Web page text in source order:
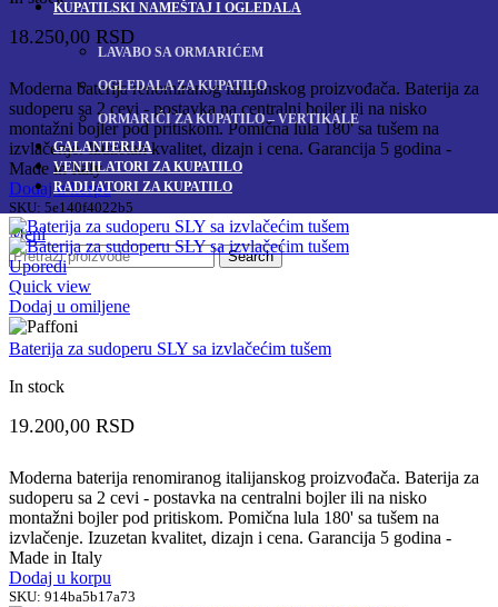
KUPATILSKI NAMEŠTAJ I OGLEDALA
LAVABO SA ORMARIĆEM
OGLEDALA ZA KUPATILO
ORMARIĆI ZA KUPATILO – VERTIKALE
GALANTERIJA
VENTILATORI ZA KUPATILO
RADIJATORI ZA KUPATILO
Meni
Search
18.250,00 RSD
Moderna baterija renomiranog italijanskog proizvođača. Baterija za
sudoperu sa 2 cevi - postavka na centralni bojler ili na nisko
montažni bojler pod pritiskom. Pomična lula 180' sa tušem na
izvlačenje. Izuzetan kvalitet, dizajn i cena. Garancija 5 godina -
Made in Italy
Dodaj u korpu
SKU: 5e140f4022b5
Uporedi
Quick view
Dodaj u omiljene
Baterija za sudoperu SLY sa izvlačećim tušem
In stock
19.200,00 RSD
Moderna baterija renomiranog italijanskog proizvođača. Baterija za
sudoperu sa 2 cevi - postavka na centralni bojler ili na nisko
montažni bojler pod pritiskom. Pomična lula 180' sa tušem na
izvlačenje. Izuzetan kvalitet, dizajn i cena. Garancija 5 godina -
Made in Italy
Dodaj u korpu
SKU: 914ba5b17a73